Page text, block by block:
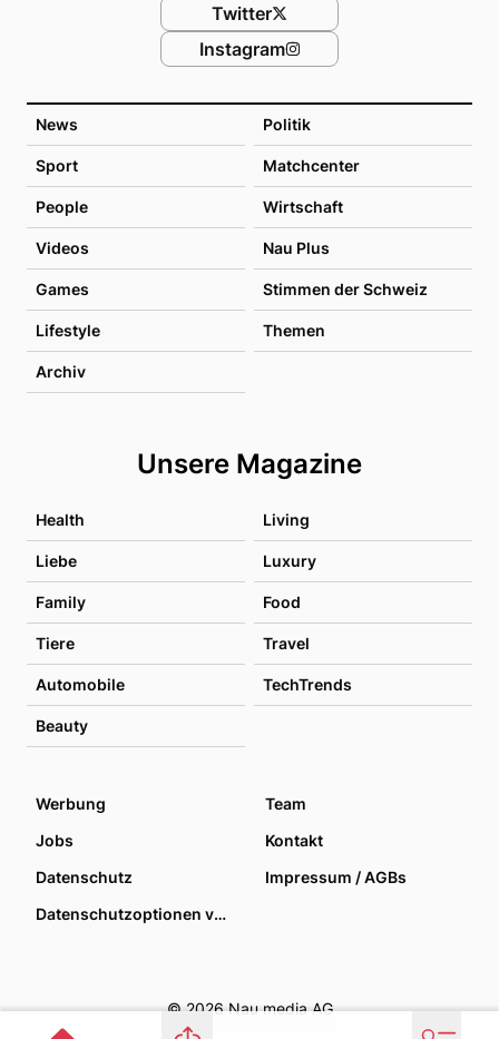
News Politik
Sport Matchcenter
People Wirtschaft
Videos Nau Plus
Games Stimmen der Schweiz
Lifestyle Themen
Archiv
Unsere Magazine
Health Living
Liebe Luxury
Family Food
Tiere Travel
Automobile TechTrends
Beauty
Twitter
Instagram
Werbung
Team
Jobs
Kontakt
Datenschutz
Impressum / AGBs
Datenschutzoptionen verwalten
© 2026 Nau media AG